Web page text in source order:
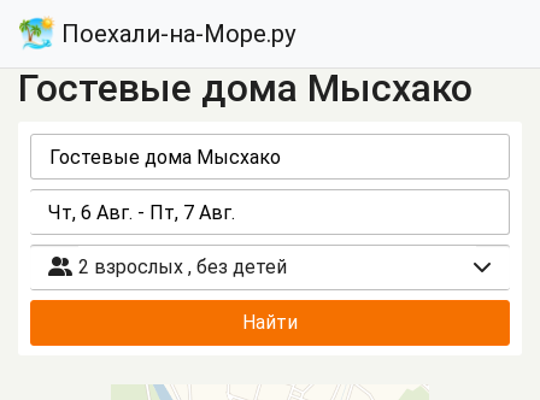
Поехали-на-Море.ру
Гостевые дома Мысхако
2 взрослых , без детей
Найти